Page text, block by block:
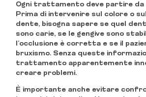
Ogni trattamento deve partire da
Prima di intervenire sul colore o
dente, bisogna sapere se quel
sono carie, se le gengive sono
l’occlusione è corretta e se il
bruxismo. Senza queste
trattamento apparentemente
creare problemi.
È importante anche evitare